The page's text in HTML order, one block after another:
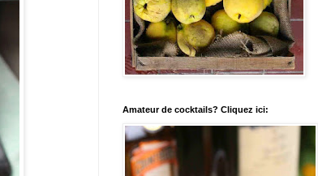
Amateur de cocktails? Cliquez ici: